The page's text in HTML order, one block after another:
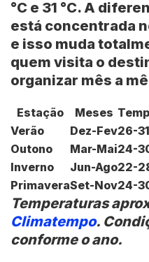
°C e 31 °C. A
está concentrada
e isso muda
quem visita o
organizar mês a
Estação Meses
Verão
Dez-Fev26-
Outono
Mar-Mai24-
Inverno
Jun-Ago22-
PrimaveraSet-Nov24-
Temperaturas
Climatempo.
conforme o ano.